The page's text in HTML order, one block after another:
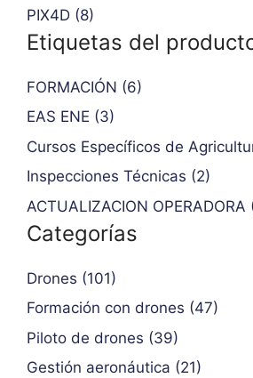
PIX4D (8)
Etiquetas del
FORMACIÓN (6)
EAS ENE (3)
Cursos Específicos de
Inspecciones Técnicas (2)
ACTUALIZACION OPERADORA
Categorías
Drones (101)
Formación con drones (47)
Piloto de drones (39)
Gestión aeronáutica (21)